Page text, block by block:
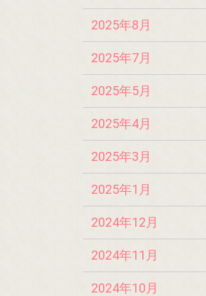
2025年8月
2025年7月
2025年5月
2025年4月
2025年3月
2025年1月
2024年12月
2024年11月
2024年10月